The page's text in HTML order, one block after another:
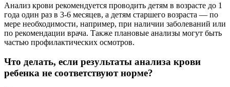
Анализ крови рекомендуется проводить детям в возрасте до 1
года один раз в 3-6 месяцев, а детям старшего возраста — по
мере необходимости, например, при наличии заболеваний или
по рекомендации врача. Также плановые анализы могут быть
частью профилактических осмотров.
Что делать, если результаты анализа крови
ребенка не соответствуют норме?